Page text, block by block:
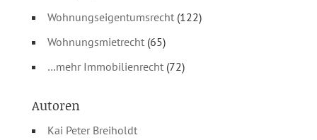
Wohnungseigentumsrecht(122)
Wohnungsmietrecht(65)
…mehr Immobilienrecht(72)
Autoren
Kai Peter Breiholdt